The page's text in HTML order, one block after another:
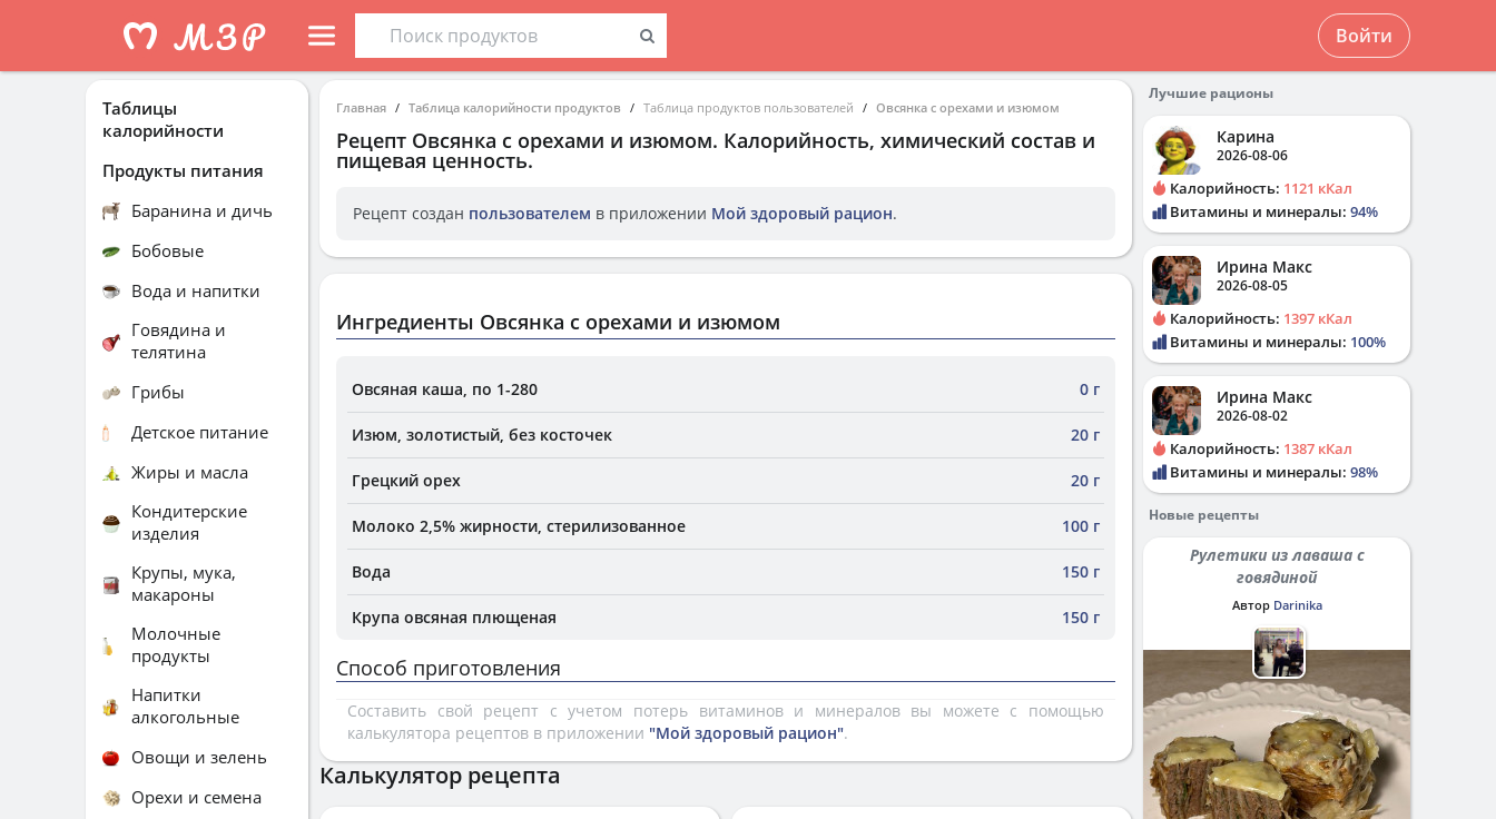
Войти
Главная Таблица калорийности продуктов Таблица продуктов пользователей Овсянка с орехами и изюмом
Рецепт Овсянка с орехами и изюмом. Калорийность, химический состав и
пищевая ценность.
Рецепт создан пользователем в приложении Мой здоровый рацион.
Ингредиенты Овсянка с орехами и изюмом
Овсяная каша, по 1-280 0 г
Изюм, золотистый, без косточек 20 г
Грецкий орех 20 г
Молоко 2,5% жирности, стерилизованное 100 г
Вода 150 г
Крупа овсяная плющеная 150 г
Способ приготовления
Составить свой рецепт с учетом потерь витаминов и минералов вы можете с помощью
калькулятора рецептов в приложении "Мой здоровый рацион".
Калькулятор рецепта
Таблицы
калорийности
Продукты питания
Баранина и дичь
Бобовые
Вода и напитки
Говядина и
телятина
Грибы
Детское питание
Жиры и масла
Кондитерские
изделия
Крупы, мука,
макароны
Молочные
продукты
Напитки
алкогольные
Овощи и зелень
Орехи и семена
Лучшие рационы
Карина
2026-08-06
Калорийность: 1121 кКал
Витамины и минералы: 94%
Ирина Макс
2026-08-05
Калорийность: 1397 кКал
Витамины и минералы: 100%
Ирина Макс
2026-08-02
Калорийность: 1387 кКал
Витамины и минералы: 98%
Новые рецепты
Рулетики из лаваша с
говядиной
Автор Darinika